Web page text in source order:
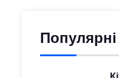
Популярні